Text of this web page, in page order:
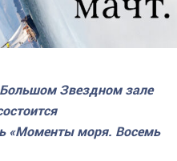
Звездном зале
«Моменты моря. Восемь